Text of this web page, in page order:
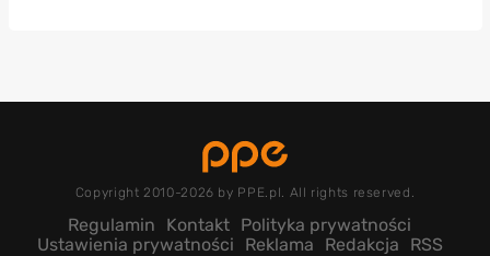
Copyright 2010-2026 by PPE.pl. All rights reserved.
Regulamin Kontakt Polityka prywatności
Ustawienia prywatności
Reklama Redakcja RSS